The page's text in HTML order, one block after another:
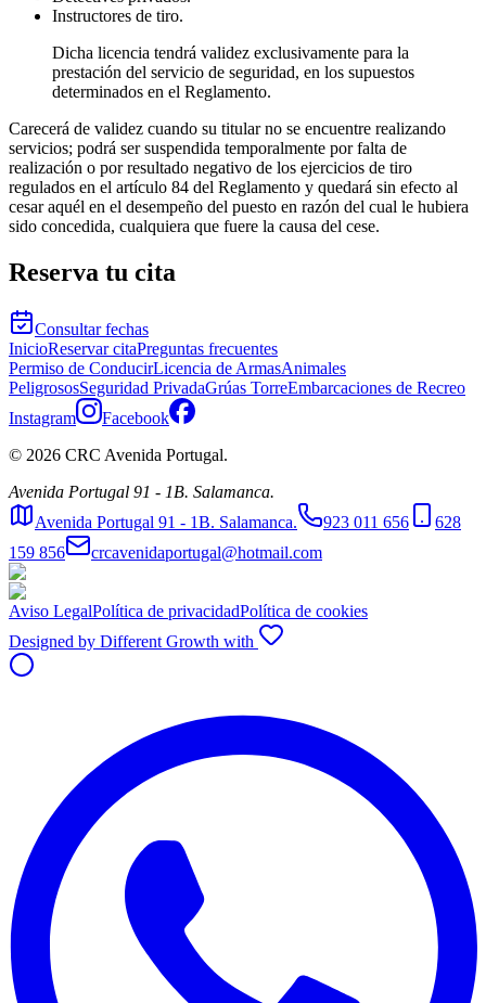
Instructores de tiro.
Dicha licencia tendrá validez exclusivamente para la
prestación del servicio de seguridad, en los supuestos
determinados en el Reglamento.
Carecerá de validez cuando su titular no se encuentre realizando
servicios; podrá ser suspendida temporalmente por falta de
realización o por resultado negativo de los ejercicios de tiro
regulados en el artículo 84 del Reglamento y quedará sin efecto al
cesar aquél en el desempeño del puesto en razón del cual le hubiera
sido concedida, cualquiera que fuere la causa del cese.
Reserva tu cita
Consultar fechas
InicioReservar citaPreguntas frecuentes
Permiso de ConducirLicencia de ArmasAnimales
PeligrososSeguridad PrivadaGrúas TorreEmbarcaciones de Recreo
Instagram
Facebook
© 2026 CRC Avenida Portugal.
Avenida Portugal 91 - 1B. Salamanca.
Avenida Portugal 91 - 1B. Salamanca.
923 011 656
628
159 856
crcavenidaportugal@hotmail.com
Aviso LegalPolítica de privacidadPolítica de cookies
Designed by Different Growth with